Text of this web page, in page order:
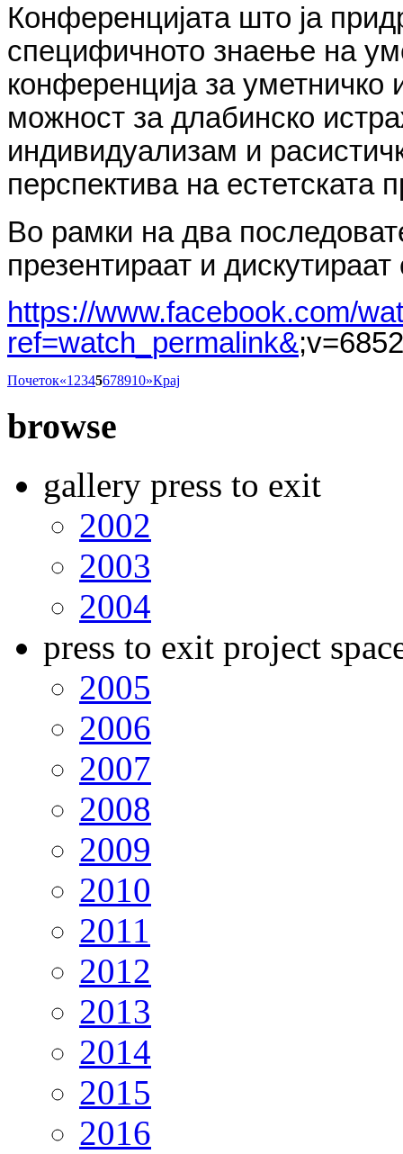
Конференцијата што ја
специфичното знаење на
конференција за
можност за длабинско
индивидуализам и
перспектива на естетската
Во рамки на два
презентираат и
https://www.facebook.com/
ref=watch_permalink&
Почеток«1 2345678910»Крај
browse
gallery press to exit
2002
2003
2004
press to exit project
2005
2006
2007
2008
2009
2010
2011
2012
2013
2014
2015
2016